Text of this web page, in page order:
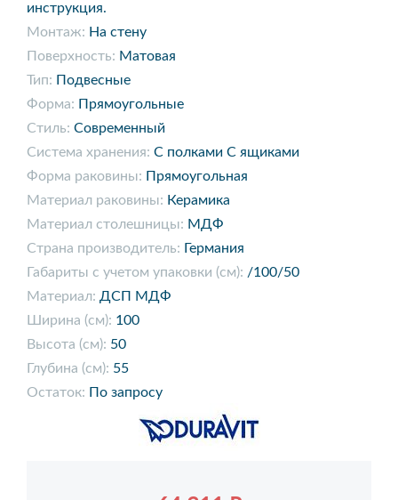
инструкция.
Монтаж: На стену
Поверхность: Матовая
Тип: Подвесные
Форма: Прямоугольные
Стиль: Современный
Система хранения: С полками С ящиками
Форма раковины: Прямоугольная
Материал раковины: Керамика
Материал столешницы: МДФ
Страна производитель: Германия
Габариты с учетом упаковки (см): /100/50
Материал: ДСП МДФ
Ширина (см): 100
Высота (см): 50
Глубина (см): 55
Остаток: По запросу